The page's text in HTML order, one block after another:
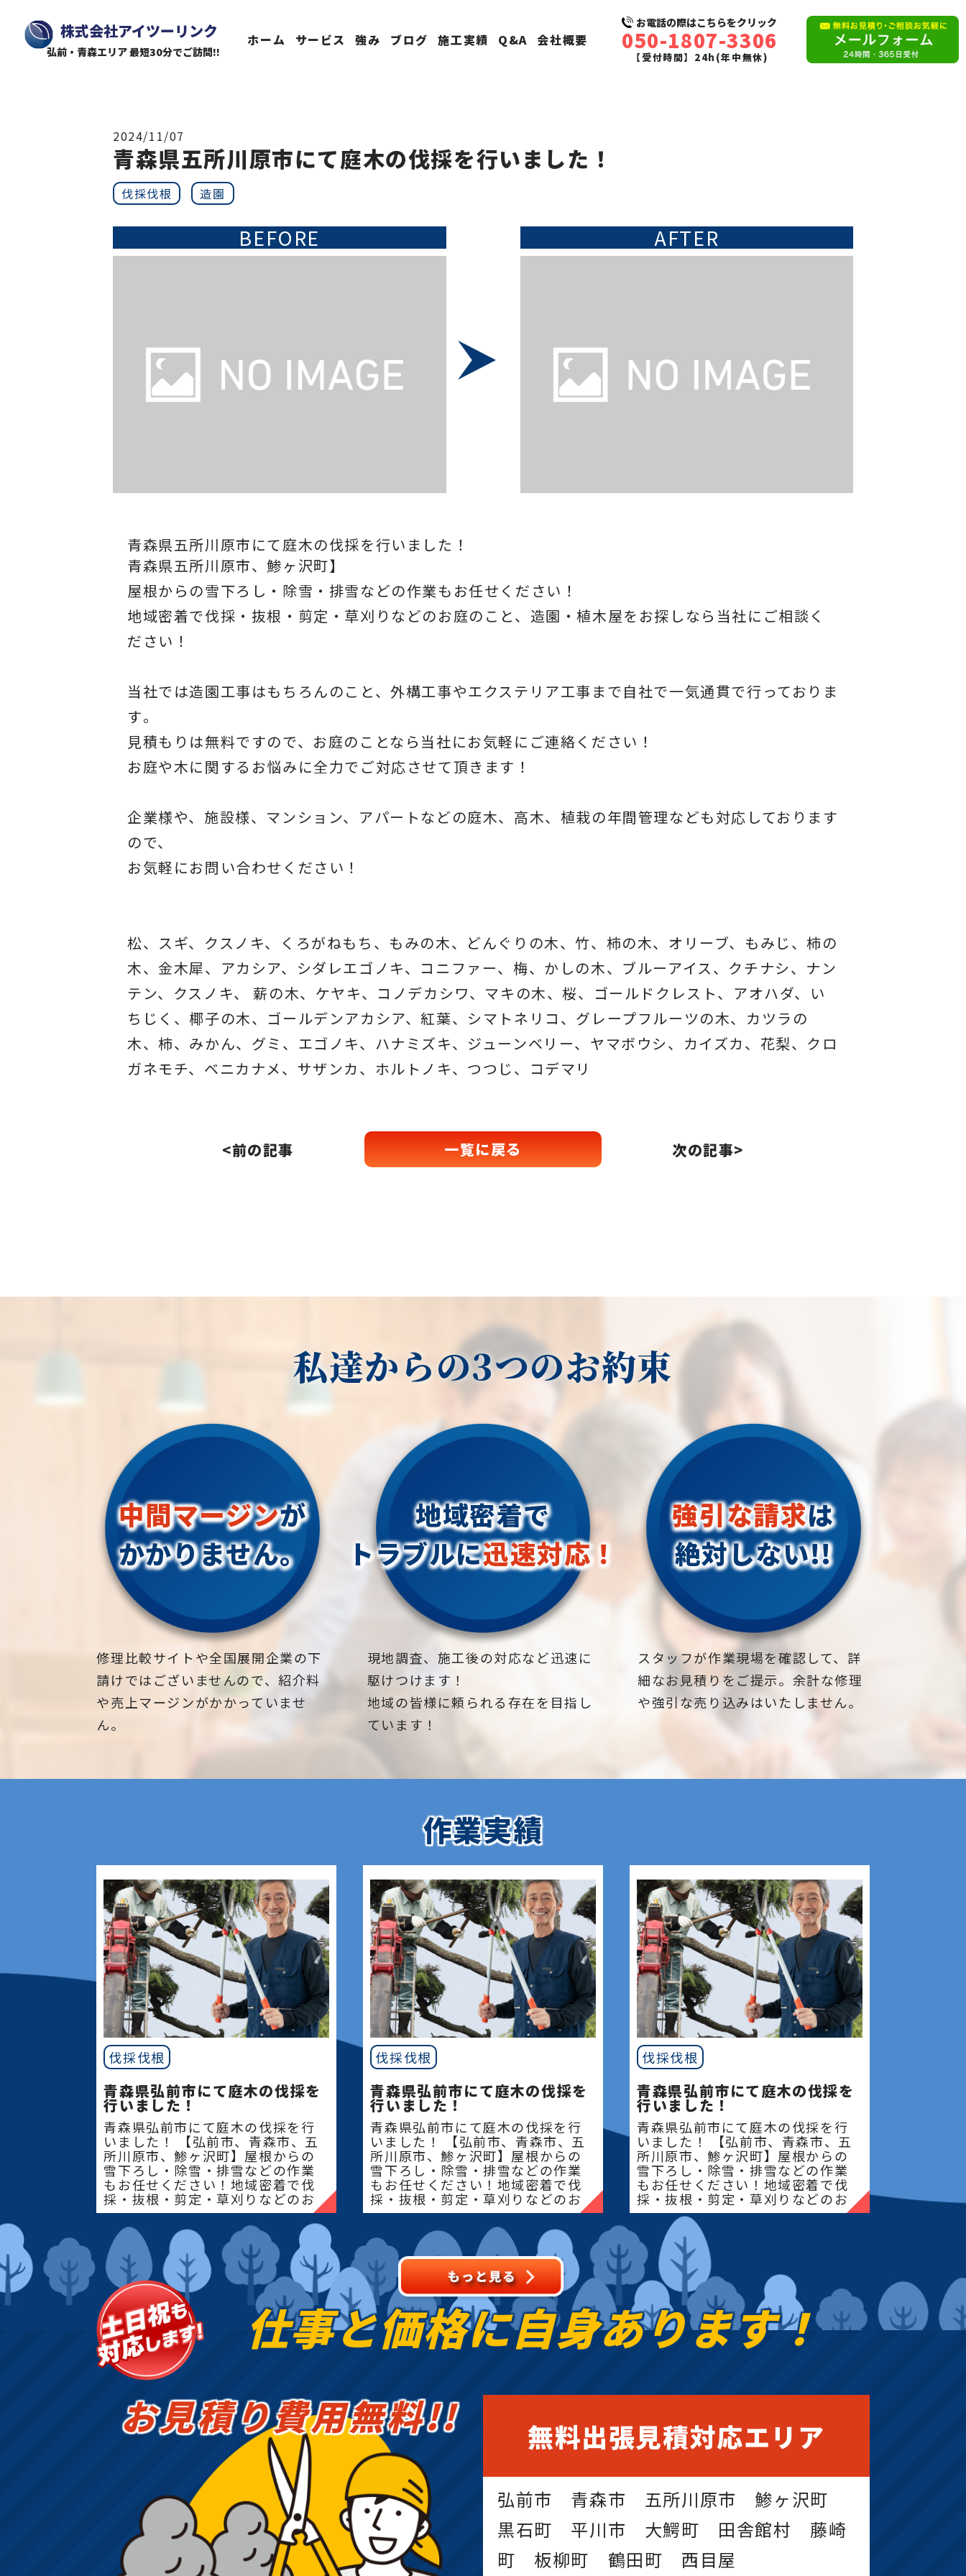
株式会社アイツーリンク
弘前・青森エリア 最短30分でご訪問!!
ホーム サービス 強み ブログ 施工実績 Q&A 会社概要
お電話の際はこちらをクリック
050-1807-3306
【受付時間】24h(年中無休)
2024/11/07
青森県五所川原市にて庭木の伐採を行いました！
伐採伐根 造園
BEFORE AFTER
青森県五所川原市にて庭木の伐採を行いました！
青森県五所川原市、鯵ヶ沢町】
屋根からの雪下ろし・除雪・排雪などの作業もお任せください！
地域密着で伐採・抜根・剪定・草刈りなどのお庭のこと、造園・植木屋をお探しなら当社にご相談く
ださい！
当社では造園工事はもちろんのこと、外構工事やエクステリア工事まで自社で一気通貫で行っておりま
す。
見積もりは無料ですので、 お庭のことなら当社にお気軽にご連絡ください！
お庭や木に関するお悩みに全力でご対応させて頂きます！
企業様や、施設様、マンション、アパートなどの庭木、高木、 植栽の年間管理なども対応しております
ので、
お気軽にお問い合わせください！
松、スギ、クスノキ、くろがねもち、もみの木、どんぐりの木、竹、柿の木、オリーブ、もみじ、柿の
木、金木犀、アカシア、 シダレエゴノキ、コニファー、梅、かしの木、ブルーアイス、 クチナシ、ナン
テン、クスノキ、 薪の木、ケヤキ、コノデカシワ、マキの木、桜、
ゴールドクレスト、アオハダ、い
ちじく、椰子の木、 ゴールデンアカシア、紅葉、シマトネリコ、 グレープフルーツの木、カツラの
木、柿、みかん、グミ、 エゴノキ、ハナミズキ、ジューンベリー、ヤマボウシ、カイズカ、 花梨、クロ
ガネモチ、ベニカナメ、サザンカ、ホルトノキ、 つつじ、コデマリ
<前の記事 一覧に戻る 次の記事>
私達からの3つのお約束
中間マージンが
かかりません。
修理比較サイトや全国展開企業の下
請けではございませんので、紹介料
や売上マージンがかかっていませ
ん。
地域密着で
トラブルに迅速対応！
現地調査、施工後の対応など迅速に
駆けつけます！
地域の皆様に頼られる存在を目指し
ています！
強引な請求は
絶対しない!!
スタッフが作業現場を確認して、詳
細なお見積りをご提示。余計な修理
や強引な売り込みはいたしません。
作業実績
伐採伐根
青森県弘前市にて庭木の伐採を
行いました！
青森県弘前市にて庭木の伐採を行
いました！ 【弘前市、青森市、五
所川原市、鯵ヶ沢町】屋根からの
雪下ろし・除雪・排雪などの作業
もお任せください！地域密着で伐
採・抜根・剪定・草刈りなどのお
庭のこと、造園・
伐採伐根
青森県弘前市にて庭木の伐採を
行いました！
青森県弘前市にて庭木の伐採を行
いました！ 【弘前市、青森市、五
所川原市、鯵ヶ沢町】屋根からの
雪下ろし・除雪・排雪などの作業
もお任せください！地域密着で伐
採・抜根・剪定・草刈りなどのお
庭のこと、造園・
伐採伐根
青森県弘前市にて庭木の伐採を
行いました！
青森県弘前市にて庭木の伐採を行
いました！ 【弘前市、青森市、五
所川原市、鯵ヶ沢町】屋根からの
雪下ろし・除雪・排雪などの作業
もお任せください！地域密着で伐
採・抜根・剪定・草刈りなどのお
庭のこと、造園・
仕事と価格に自身あります！
お見積り費用無料!! 無料出張見積対応エリア
弘前市 青森市 五所川原市 鯵ヶ沢町
黒石町 平川市 大鰐町 田舎館村 藤崎
町 板柳町 鶴田町 西目屋